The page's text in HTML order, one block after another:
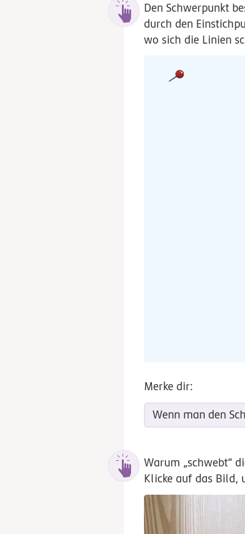
Den Schwerpunkt
durch den
wo sich die Linien
Merke dir:
Wenn man den
Warum „schwebt“
Klicke auf das Bild,